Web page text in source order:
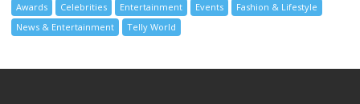
Awards Celebrities Entertainment Events
Fashion & Lifestyle
News & Entertainment
Telly World